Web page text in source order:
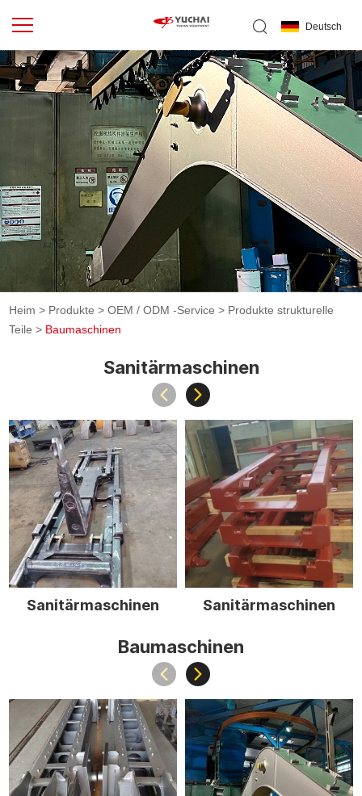
Deutsch
Heim > Produkte >OEM / ODM -Service > Produkte strukturelle
Teile > Baumaschinen
Sanitärmaschinen
Sanitärmaschinen Sanitärmaschinen
Baumaschinen